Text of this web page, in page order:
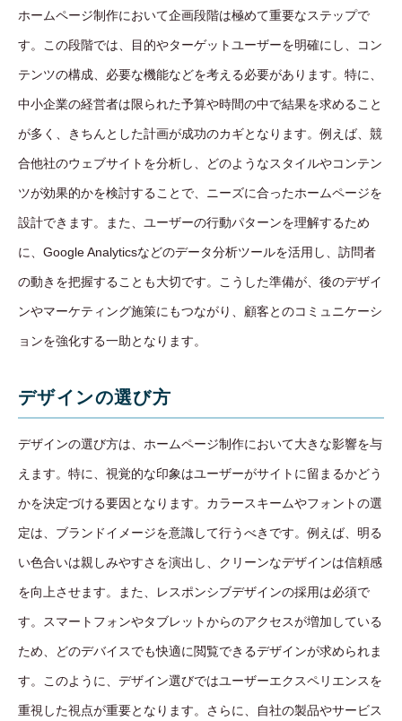
ホームページ制作において企画段階は極めて重要なステップで
す。この段階では、目的やターゲットユーザーを明確にし、コン
テンツの構成、必要な機能などを考える必要があります。特に、
中小企業の経営者は限られた予算や時間の中で結果を求めること
が多く、きちんとした計画が成功のカギとなります。例えば、競
合他社のウェブサイトを分析し、どのようなスタイルやコンテン
ツが効果的かを検討することで、ニーズに合ったホームページを
設計できます。また、ユーザーの行動パターンを理解するため
に、Google Analyticsなどのデータ分析ツールを活用し、訪問者
の動きを把握することも大切です。こうした準備が、後のデザイ
ンやマーケティング施策にもつながり、顧客とのコミュニケーシ
ョンを強化する一助となります。
デザインの選び方
デザインの選び方は、ホームページ制作において大きな影響を与
えます。特に、視覚的な印象はユーザーがサイトに留まるかどう
かを決定づける要因となります。カラースキームやフォントの選
定は、ブランドイメージを意識して行うべきです。例えば、明る
い色合いは親しみやすさを演出し、クリーンなデザインは信頼感
を向上させます。また、レスポンシブデザインの採用は必須で
す。スマートフォンやタブレットからのアクセスが増加している
ため、どのデバイスでも快適に閲覧できるデザインが求められま
す。このように、デザイン選びではユーザーエクスペリエンスを
重視した視点が重要となります。さらに、自社の製品やサービス